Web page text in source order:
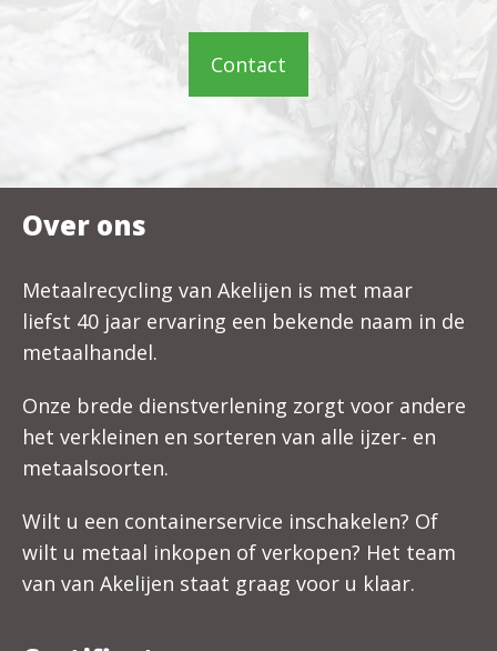
Contact
Over ons
Metaalrecycling van Akelijen is met maar
liefst 40 jaar ervaring een bekende naam in de
metaalhandel.
Onze brede dienstverlening zorgt voor andere
het verkleinen en sorteren van alle ijzer- en
metaalsoorten.
Wilt u een containerservice inschakelen? Of
wilt u metaal inkopen of verkopen? Het team
van van Akelijen staat graag voor u klaar.